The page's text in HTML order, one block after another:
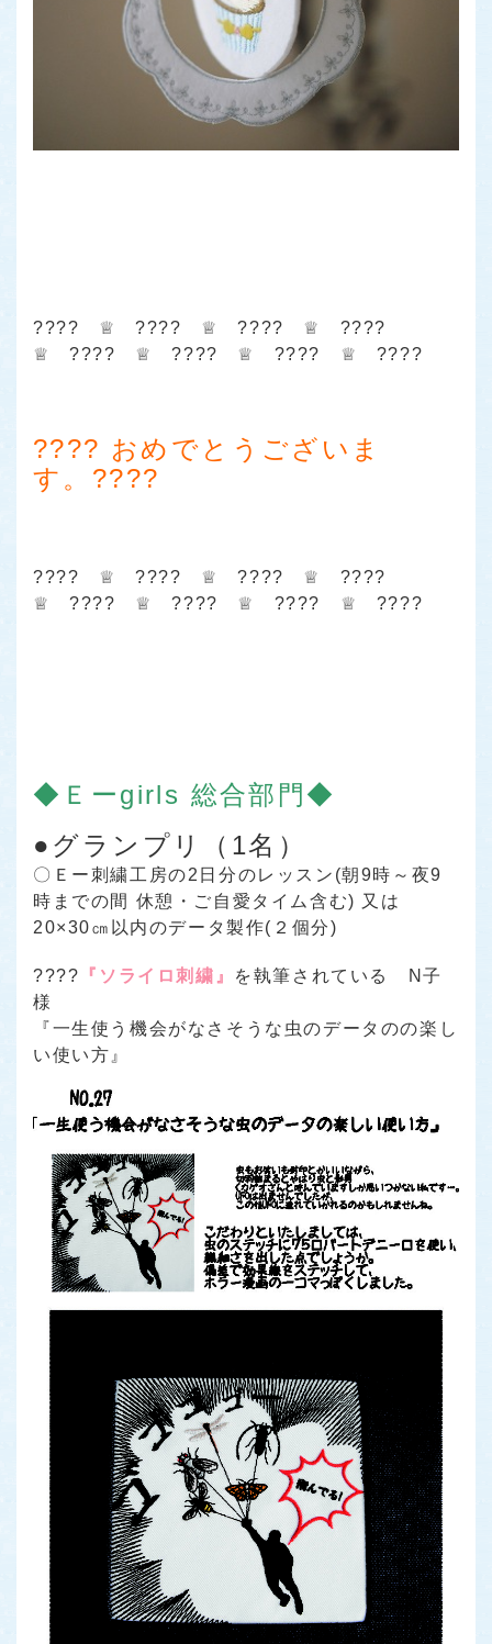
???? ♕ ???? ♕ ???? ♕ ????
♕ ???? ♕ ???? ♕ ???? ♕ ????
???? おめでとうございま
す。????
???? ♕ ???? ♕ ???? ♕ ????
♕ ???? ♕ ???? ♕ ???? ♕ ????
◆Ｅーgirls 総合部門◆
●グランプリ（1名）
〇Ｅー刺繍工房の2日分のレッスン(朝9時～夜9
時までの間 休憩・ご自愛タイム含む) 又は
20×30㎝以内のデータ製作(２個分)
???? 『ソライロ刺繍』
を執筆されている N子
様
『一生使う機会がなさそうな虫のデータのの楽し
い使い方』